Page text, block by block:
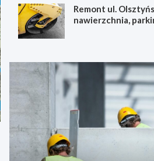
Remont ul.
nawierzchnia,